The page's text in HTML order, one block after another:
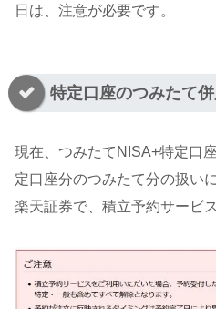
日は、注意が必要です。
特定口座のつみたて
現在、つみたてNISA+特定口
定口座分のつみたて分の扱い
楽天証券で、積立予約サービ